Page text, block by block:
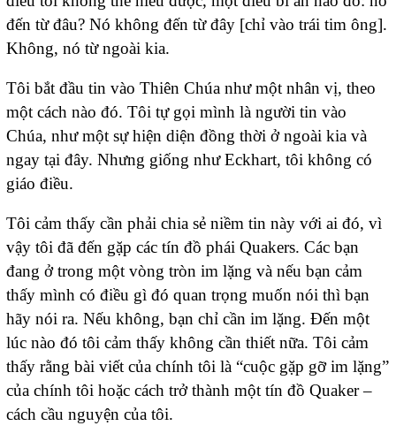
đến từ đâu? Nó không đến từ đây [chỉ vào trái tim ông].
Không, nó từ ngoài kia.
Tôi bắt đầu tin vào Thiên Chúa như một nhân vị, theo
một cách nào đó. Tôi tự gọi mình là người tin vào
Chúa, như một sự hiện diện đồng thời ở ngoài kia và
ngay tại đây. Nhưng giống như Eckhart, tôi không có
giáo điều.
Tôi cảm thấy cần phải chia sẻ niềm tin này với ai đó, vì
vậy tôi đã đến gặp các tín đồ phái Quakers. Các bạn
đang ở trong một vòng tròn im lặng và nếu bạn cảm
thấy mình có điều gì đó quan trọng muốn nói thì bạn
hãy nói ra. Nếu không, bạn chỉ cần im lặng. Đến một
lúc nào đó tôi cảm thấy không cần thiết nữa. Tôi cảm
thấy rằng bài viết của chính tôi là “cuộc gặp gỡ im lặng”
của chính tôi hoặc cách trở thành một tín đồ Quaker –
cách cầu nguyện của tôi.